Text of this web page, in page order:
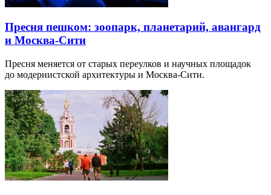
Пресня пешком: зоопарк, планетарий, авангард
и Москва-Сити
Пресня меняется от старых переулков и научных площадок
до модернистской архитектуры и Москва-Сити.